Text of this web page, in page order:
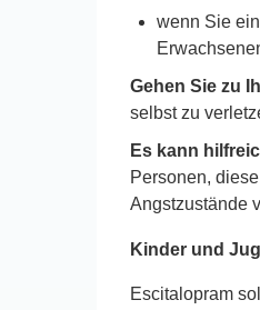
wenn Sie
Gehen Sie zu
selbst zu
Es kann
Personen,
Angstzustände
Kinder und
Escitalopram